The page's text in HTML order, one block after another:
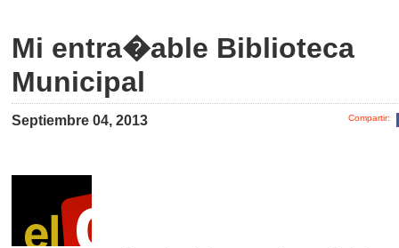
Mi entra�able Biblioteca
Municipal
Septiembre 04, 2013 Compartir: